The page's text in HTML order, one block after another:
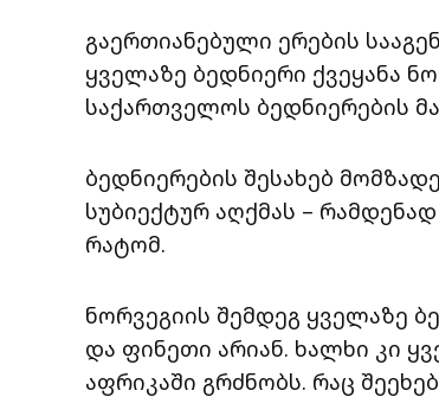
გაერთიანებული ერების
ყველაზე ბედნიერი ქვეყანა
საქართველოს ბედნიერების
ბედნიერების შესახებ
სუბიექტურ აღქმას –
რატომ.
ნორვეგიის შემდეგ ყველაზე
და ფინეთი არიან. ხალხი კი
აფრიკაში გრძნობს. რაც